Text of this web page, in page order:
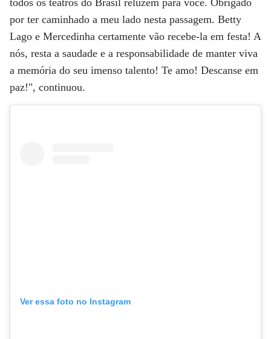
todos os teatros do Brasil reluzem para você. Obrigado
por ter caminhado a meu lado nesta passagem. Betty
Lago e Mercedinha certamente vão recebe-la em festa! A
nós, resta a saudade e a responsabilidade de manter viva
a memória do seu imenso talento! Te amo! Descanse em
paz!", continuou.
Ver essa foto no Instagram